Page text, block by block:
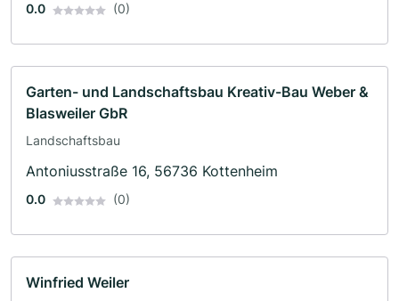
0.0 (0)
Garten- und Landschaftsbau Kreativ-Bau Weber &
Blasweiler GbR
Landschaftsbau
Antoniusstraße 16, 56736 Kottenheim
0.0 (0)
Winfried Weiler